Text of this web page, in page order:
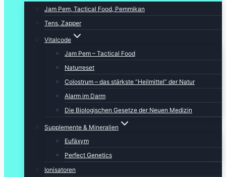
Jam Pem, Tactical Food, Pemmikan
Tens, Zapper
Vitalcode
Jam Pem – Tactical Food
Naturreset
Colostrum – das stärkste “Heilmittel” der Natur
Alarm im Darm
Die Biologischen Gesetze der Neuen Medizin
Supplemente & Mineralien
Eufäxym
Perfect Genetics
Ionisatoren